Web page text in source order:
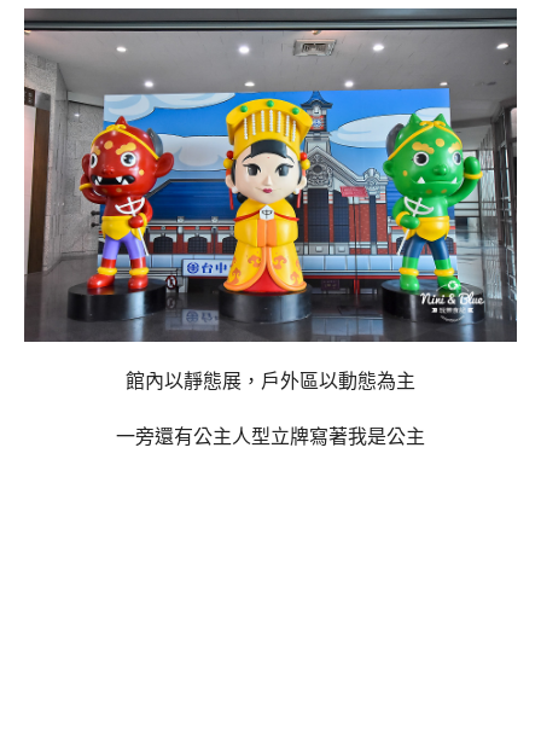
館內以靜態展，戶外區以動態為主
一旁還有公主人型立牌寫著我是公主